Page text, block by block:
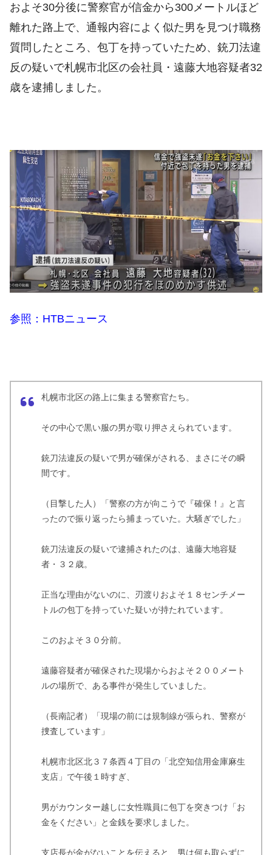
およそ30分後に警察官が信金から300メートルほど
離れた路上で、通報内容によく似た男を見つけ職務
質問したところ、包丁を持っていたため、銃刀法違
反の疑いで札幌市北区の会社員・遠藤大地容疑者32
歳を逮捕しました。
参照：HTBニュース
札幌市北区の路上に集まる警察官たち。
その中心で黒い服の男が取り押さえられています。
銃刀法違反の疑いで男が確保がされる、まさにその瞬
間です。
（目撃した人）「警察の方が向こうで『確保！』と言
ったので振り返ったら捕まっていた。大騒ぎでした」
銃刀法違反の疑いで逮捕されたのは、遠藤大地容疑
者・３２歳。
正当な理由がないのに、刃渡りおよそ１８センチメー
トルの包丁を持っていた疑いが持たれています。
このおよそ３０分前。
遠藤容疑者が確保された現場からおよそ２００メート
ルの場所で、ある事件が発生していました。
（長南記者）「現場の前には規制線が張られ、警察が
捜査しています」
札幌市北区北３７条西４丁目の「北空知信用金庫麻生
支店」で午後１時すぎ、
男がカウンター越しに女性職員に包丁を突きつけ「お
金をください」と金銭を要求しました。
支店長が金がないことを伝えると、男は何も取らずに